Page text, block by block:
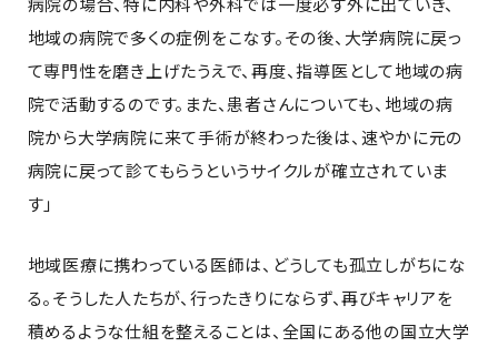
地域の病院で多くの症例をこなす。その後、大学病院に戻っ
て専門性を磨き上げたうえで、再度、指導医として地域の病
院で活動するのです。また、患者さんについても、地域の病
院から大学病院に来て手術が終わった後は、速やかに元の
病院に戻って診てもらうというサイクルが確立されていま
す」
地域医療に携わっている医師は、どうしても孤立しがちにな
る。そうした人たちが、行ったきりにならず、再びキャリアを
積めるような仕組を整えることは、全国にある他の国立大学